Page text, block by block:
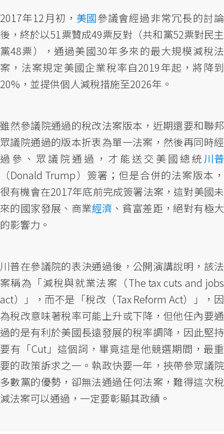
2017年12月初， 美國參議會經過非常冗長的討論
後，終於以51票贊成49票反對（共和黨52票對民主
黨48票），通過美國30年多來的最大規模減稅法
案，法案規定美國企業稅率自2019年起，將降到
20%，並提供個人減稅措施至2026年。
雖然參議院通過的稅改法案版本，近期還要和聯邦
眾議院通過的版本折衷為單一法案，然後再同時經
過參、眾議院通過，才能送交美國總統 川普
（Donald Trump）簽署；但是合併的法案版本，
很有機會在2017年底前完成簽署法案，這對美國未
來的國家發展、商業經濟 、貧富差距，絕對有極大
的影響力。
川普在參議院的表決通過後，公開演講說明，該法
案稱為「減稅與就業法案（The tax cuts and jobs
act）」，而不是「稅改（Tax Reform Act）」，因
為稅改意味著稅率可能上升或下降，但他任內要通
過的是有利於美國長遠發展的稅率調降，因此堅持
要有「Cut」這個詞，畢竟這是他競選期間，最重
要的政策訴求之一。執政快要一年，挾帶參眾議院
多數黨的優勢，卻無法通過任何法案，難得這次稅
減法案可以通過，一定要彰顯其政績。